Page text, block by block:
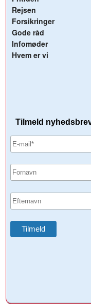
Rejsen
Forsikringer
Gode råd
Infomøder
Hvem er vi